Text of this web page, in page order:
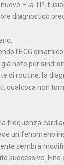
– la TP-
diagnostico
l’ECG
noto per
di routine: la
qualcosa non
frequenza
un fenomeno
sembra
successivo. Fino